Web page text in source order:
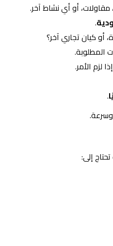
أو أي نشاط آخر.
.
كيان تجاري آخر؟
المطلوبة.
لزم الأمر.
.
إلى: